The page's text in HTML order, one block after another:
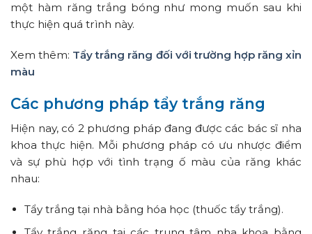
một hàm răng trắng bóng như mong muốn sau khi
thực hiện quá trình này.
Xem thêm: Tẩy trắng răng đối với trường hợp răng xỉn
màu
Các phương pháp tẩy trắng răng
Hiện nay, có 2phương pháp đang được các bác sĩ nha
khoa thực hiện. Mỗi phương pháp có ưu nhược điểm
và sự phù hợp với tình trạng ố màu của răng khác
nhau:
Tẩy trắng tại nhà bằng hóa học (thuốc tẩy trắng).